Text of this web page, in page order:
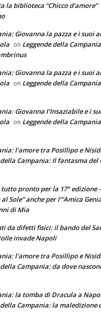
la biblioteca “Chicco d’amore”
Giovanna la pazza e i suoi
on Leggende della
Giovanna la pazza e i suoi
on Leggende della
Giovanna l'Insaziabile e i
on Leggende della
l'amore tra Posillipo e
della Campania: Il fantasma del
pronto per la 17° edizione
Sole” anche per l’”Amica
di Mia
da difetti fisici: il bando del
invade Napoli
l'amore tra Posillipo e
Campania: da dove
la tomba di Dracula a
della Campania: la maledizione